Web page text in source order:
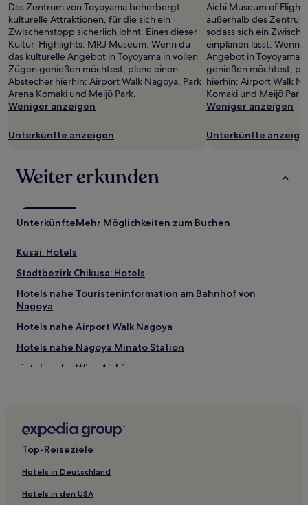
Das Zentrum von Toyoyama beherbergt
kulturelle Attraktionen, für die sich ein
Zwischenstopp sicherlich lohnt. Eines dieser
Kultur-Highlights: MRJ Museum. Wenn du
das kulturelle Angebot in Toyoyama in vollen
Zügen genießen möchtest, plane einen
Abstecher hierhin: Airport Walk Nagoya, Park
Arena Komaki und Meijō Park.
Weniger anzeigen
Unterkünfte anzeigen
Aichi Museum of
außerhalb des
sodass sich ein
einplanen lässt. Wenn
Angebot in Toyoyama
genießen möchtest,
hierhin: Airport Walk
Komaki und Meijō Park.
Weniger anzeigen
Unterkünfte
Weiter erkunden
UnterkünfteMehr Möglichkeiten zum Buchen
Kusai: Hotels
Stadtbezirk Chikusa: Hotels
Hotels nahe Touristeninformation am Bahnhof von
Nagoya
Hotels nahe Airport Walk Nagoya
Hotels nahe Nagoya Minato Station
Hotels nahe Winc Aichi
Murakumochō: Hotels
Hotels nahe Sky Promenade
Atsuta-Ku: Hotels
Hotels nahe Station Nakamura Nisseki
Top-Reiseziele
Hotels in Deutschland
Hotels in den USA